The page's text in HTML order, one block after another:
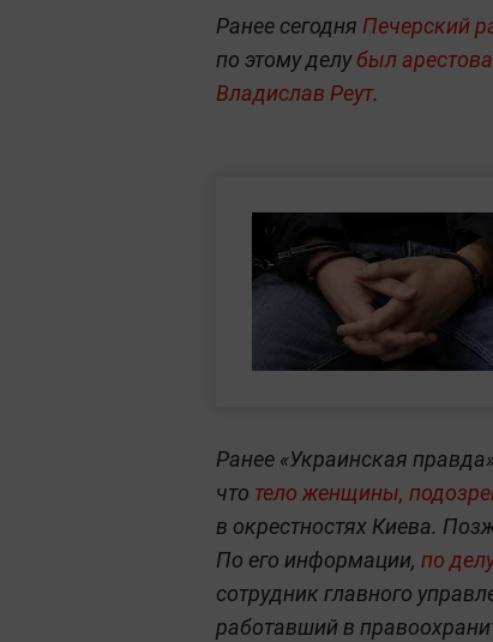
Ранее сегодня Печерский
по этому делубыл
Владислав Реут.
Ранее «Украинская
что тело женщины,
в окрестностях Киева.
По его информации, по
сотрудник главного
работавший в